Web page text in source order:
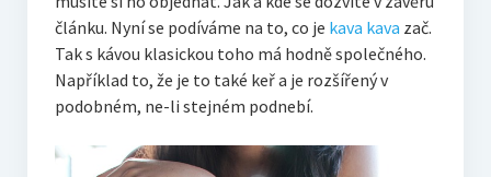
článku. Nyní se podíváme na to, co je kava kava zač.
Tak s kávou klasickou toho má hodně společného.
Například to, že je to také keř a je rozšířený v
podobném, ne-li stejném podnebí.